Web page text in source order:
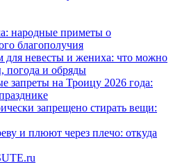
народные приметы о
благополучия
для невесты и жениха: что можно
погода и обряды
запреты на Троицу 2026 года:
запрещено стирать вещи:
и плюют через плечо: откуда